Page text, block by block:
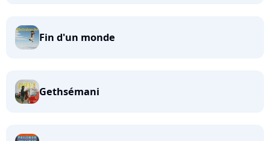
Fin d'un monde
Gethsémani